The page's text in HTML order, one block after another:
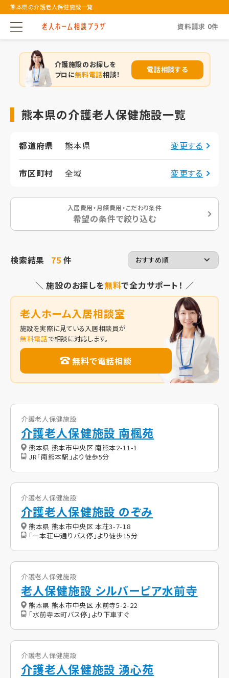
熊本県の介護老人保健施設一覧
資料請求 0件
介護施設のお探しを
プロに無料電話相談！
電話相談する
熊本県の介護老人保健施設一覧
都道府県 熊本県 変更する
市区町村 全域 変更する
入居費用・月額費用・こだわり条件
希望の条件で絞り込む
検索結果 75件
＼ 施設のお探しを無料で全力サポート！ ／
老人ホーム入居相談室
施設を実際に見ている入居相談員が
無料電話で相談に対応します。
無料で電話相談
介護老人保健施設
介護老人保健施設 南楓苑
熊本県 熊本市中央区 南熊本2-11-1
JR「南熊本駅」より徒歩5分
介護老人保健施設
介護老人保健施設 のぞみ
熊本県 熊本市中央区 本荘3-7-18
「ー本荘中通りバス停」より徒歩15分
介護老人保健施設
老人保健施設 シルバーピア水前寺
熊本県 熊本市中央区 水前寺5-2-22
「水前寺本町バス停」より下車すぐ
介護老人保健施設
介護老人保健施設 湧心苑